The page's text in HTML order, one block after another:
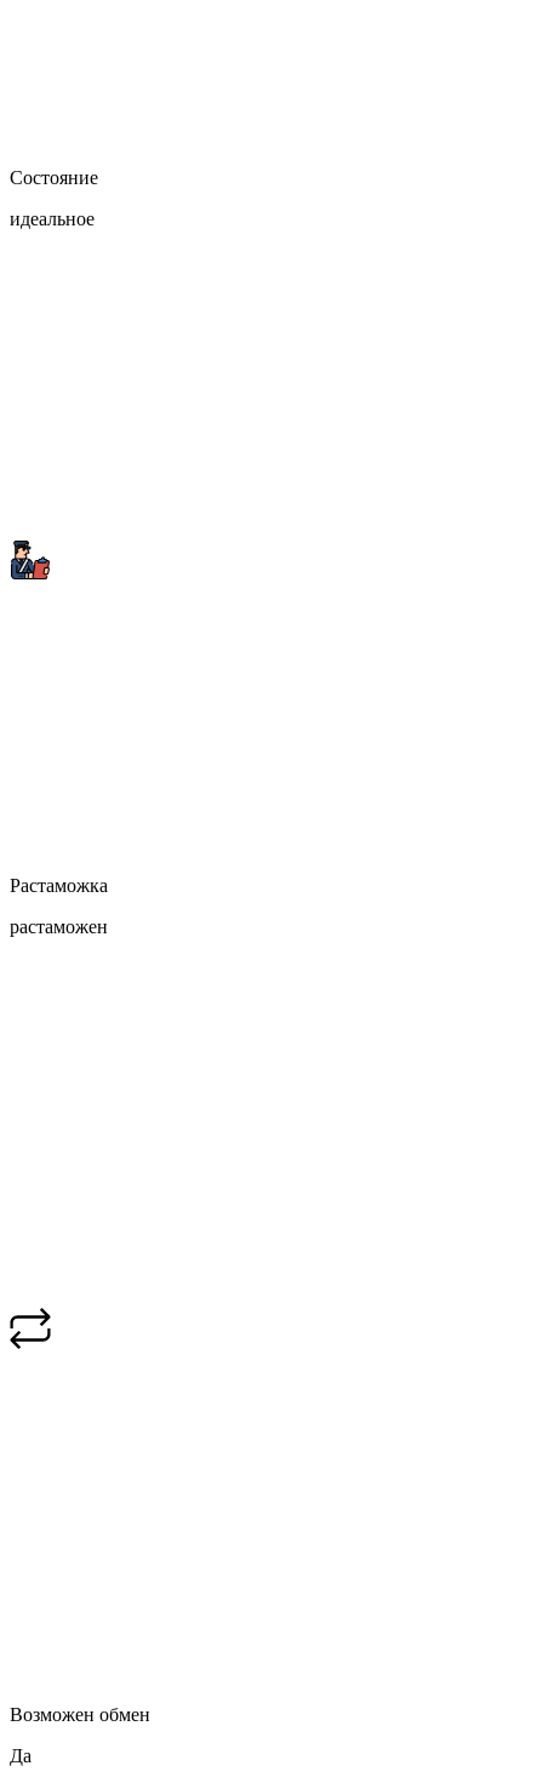
Состояние
идеальное
Растаможка
растаможен
Возможен обмен
Да